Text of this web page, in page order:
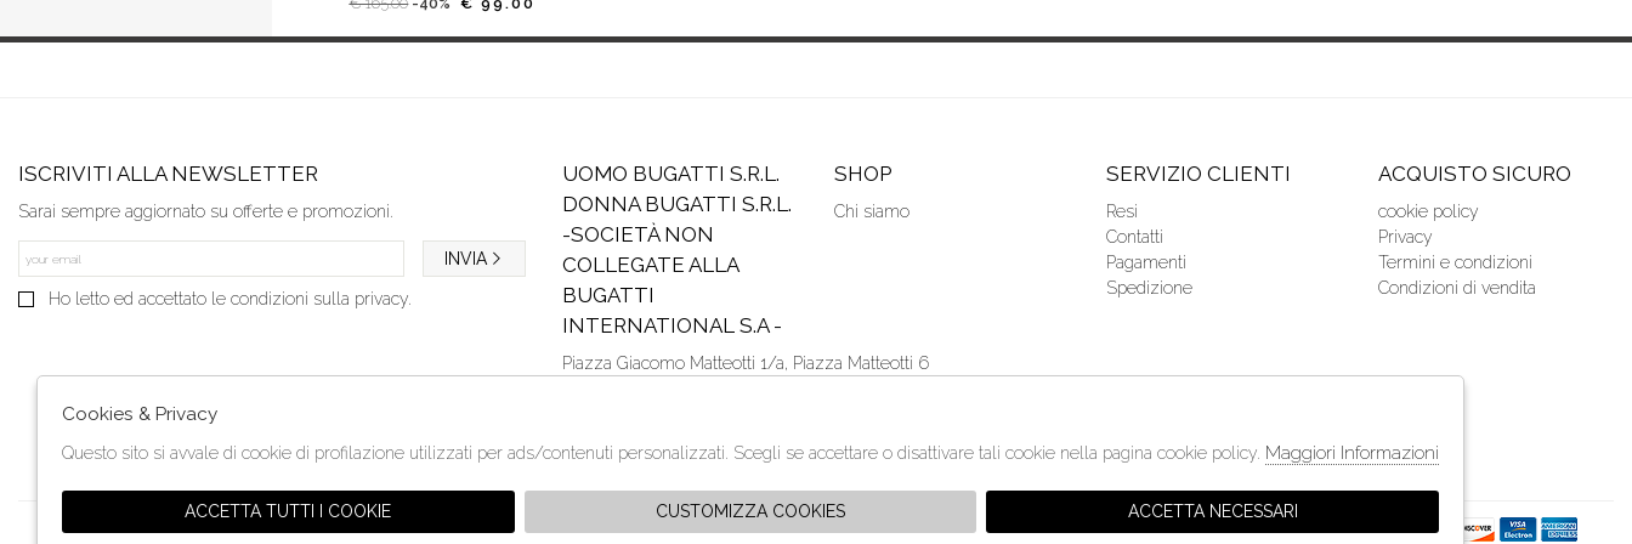
ISCRIVITI ALLA NEWSLETTER
Sarai sempre aggiornato su offerte e promozioni.
Ho letto ed accettato le condizioni sulla privacy.
INVIA
UOMO BUGATTI S.R.L.
DONNA BUGATTI S.R.L.
-SOCIETÀ NON
COLLEGATE ALLA
BUGATTI
INTERNATIONAL S.A -
Piazza Giacomo Matteotti 1/a, Piazza Matteotti 6
33100 Udine - Italia
+390432503025
SHOP
Chi siamo
SERVIZIO CLIENTI
Resi
Contatti
Pagamenti
Spedizione
ACQUISTO SICURO
cookie policy
Privacy
Termini e condizioni
Condizioni di vendita
Orari di apertura:martedì- venerdì 9:30 - 13:00 e dalle 15:30 - 19:30 | sabato 9:30 - 13:00 e dalle 15:30 - 20:00 | domenica e lunedì chiuso
Cookies & Privacy
Questo sito si avvale di cookie di profilazione utilizzati per ads/contenuti personalizzati. Scegli se accettare o disattivare tali cookie nella pagina cookie policy. Maggiori Informazioni
ACCETTA TUTTI I COOKIE CUSTOMIZZA COOKIES ACCETTA NECESSARI